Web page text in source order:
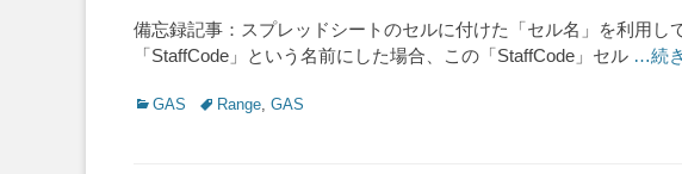
備忘録記事：スプレッドシートのセルに付けた「セル名」を利用
「StaffCode」という名前にした場合、この「StaffCode」セル …続
Categories
GAS TagsRange, GAS